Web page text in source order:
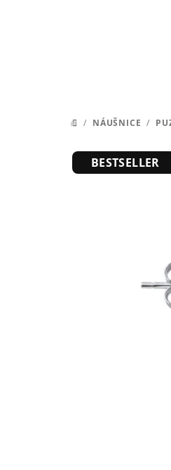
DOMŮ
/ NÁUŠNICE /
BESTSELLER